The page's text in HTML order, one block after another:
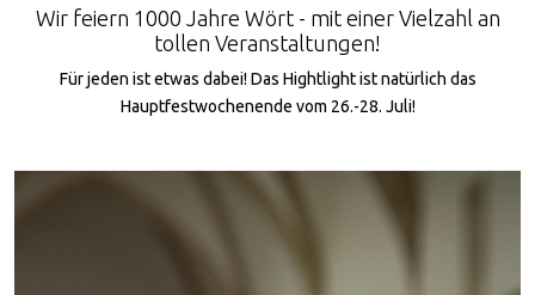
Wir feiern 1000 Jahre Wört - mit einer Vielzahl an
tollen Veranstaltungen!
Für jeden ist etwas dabei! Das Hightlight ist natürlich das
Hauptfestwochenende vom 26.-28. Juli!